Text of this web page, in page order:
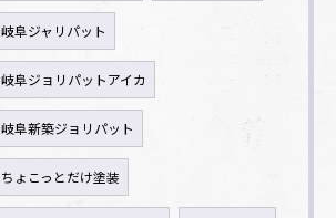
岐阜ジャリパット
岐阜ジョリパットアイカ
岐阜新築ジョリパット
ちょこっとだけ塗装